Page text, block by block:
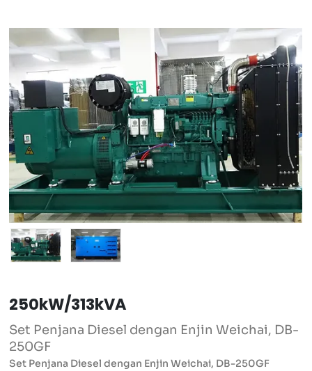
250kW/313kVA
Set Penjana Diesel dengan Enjin Weichai, DB-
250GF
Set Penjana Diesel dengan Enjin Weichai, DB-250GF